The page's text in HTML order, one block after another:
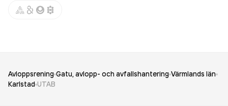
Avloppsrening Gatu, avlopp- och avfallshantering Värmlands län
Karlstad UTAB